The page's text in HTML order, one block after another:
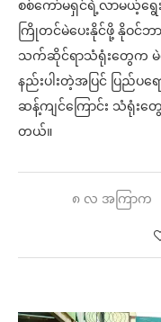
စစ်ကော်မရှင်ရဲ့လာမယ့်ရွ
ကြိုတင်မဲပေးနိုင်ဖို့ နိုဝင်
သက်ဆိုင်ရာသံရုံးတွေက မဲ
နည်းပါးတဲ့အပြင် ပြည်ပ
ဆန့်ကျင်ကြောင်း သံရုံးတွ
တယ်။
၈ လ အကြာက